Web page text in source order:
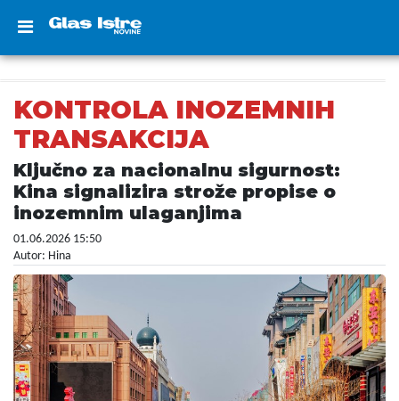
KONTROLA INOZEMNIH
TRANSAKCIJA
Ključno za nacionalnu sigurnost:
Kina signalizira strože propise o
inozemnim ulaganjima
01.06.2026 15:50
Autor: Hina